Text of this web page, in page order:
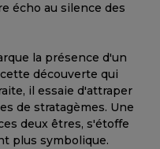
écho au silence des
la présence d'un
découverte qui
il essaie d'attraper
de stratagèmes. Une
deux êtres, s'étoffe
plus symbolique.